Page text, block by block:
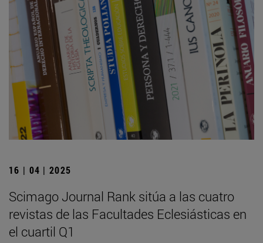
16 | 04 | 2025
Scimago Journal Rank sitúa a las cuatro
revistas de las Facultades Eclesiásticas en
el cuartil Q1